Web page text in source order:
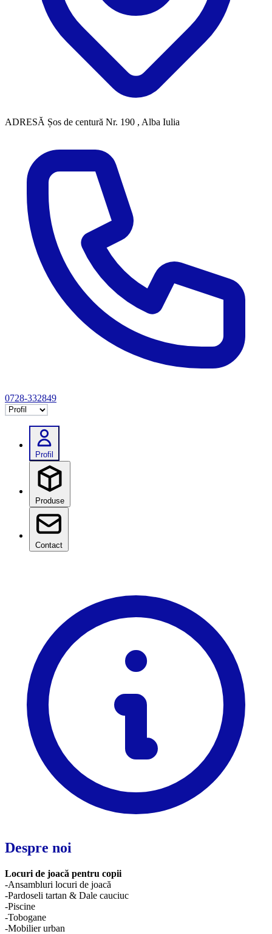
ADRESĂ Șos de centură Nr. 190 , Alba Iulia
0728-332849
Selectează tab
Profil
Produse
Contact
Despre noi
Locuri de joacă pentru copii
-Ansambluri locuri de joacă
-Pardoseli tartan & Dale cauciuc
-Piscine
-Tobogane
-Mobilier urban